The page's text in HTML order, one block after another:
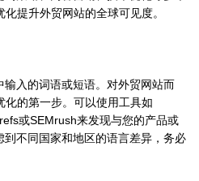
提升外贸网站的全球可见度。
输入的词语或短语。对外贸网站而
化的第一步。可以使用工具如
或SEMrush来发现与您的产品或
不同国家和地区的语言差异，务必